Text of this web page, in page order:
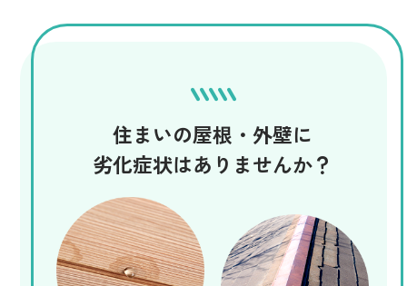
住まいの屋根・外壁に
劣化症状はありませんか？